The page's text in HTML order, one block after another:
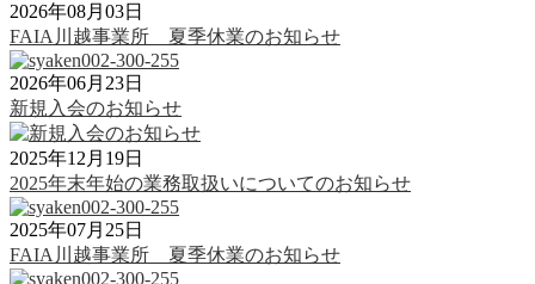
2026年08月03日
FAIA川越事業所 夏季休業のお知らせ
2026年06月23日
新規入会のお知らせ
2025年12月19日
2025年末年始の業務取扱いについてのお知らせ
2025年07月25日
FAIA川越事業所 夏季休業のお知らせ